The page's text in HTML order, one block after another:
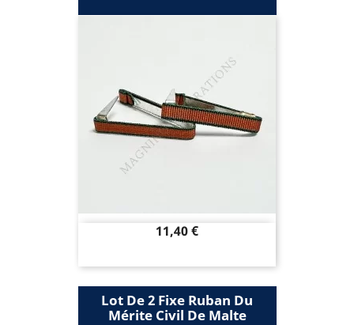
Prix
11,40 €
Lot De 2 Fixe Ruban Du
Mérite Civil De Malte